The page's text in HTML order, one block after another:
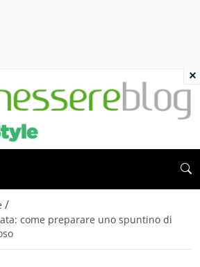
/
come preparare uno spuntino di
×